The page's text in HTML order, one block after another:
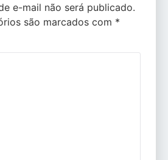
e-mail não será publicado.
são marcados com *